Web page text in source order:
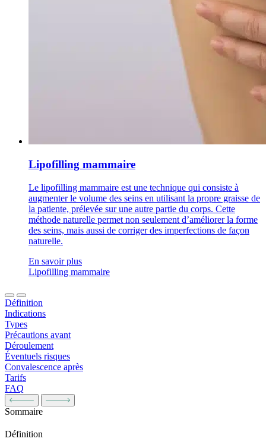
Lipofilling mammaire
Le lipofilling mammaire est une technique qui consiste à
augmenter le volume des seins en utilisant la propre graisse de
la patiente, prélevée sur une autre partie du corps. Cette
méthode naturelle permet non seulement d’améliorer la forme
des seins, mais aussi de corriger des imperfections de façon
naturelle.
En savoir plus
Lipofilling mammaire
Définition
Indications
Types
Précautions avant
Déroulement
Éventuels risques
Convalescence après
Tarifs
FAQ
Sommaire
Définition